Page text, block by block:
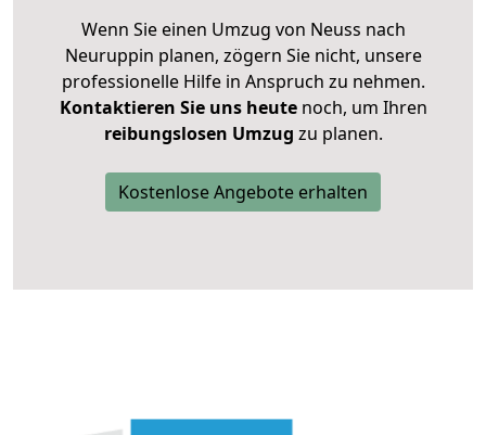
Wenn Sie einen Umzug von Neuss nach
Neuruppin planen, zögern Sie nicht, unsere
professionelle Hilfe in Anspruch zu nehmen.
Kontaktieren Sie uns heutenoch, um Ihren
reibungslosen Umzug zu planen.
Kostenlose Angebote erhalten